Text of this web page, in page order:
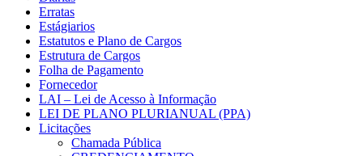
Erratas
Estágiarios
Estatutos e Plano de Cargos
Estrutura de Cargos
Folha de Pagamento
Fornecedor
LAI – Lei de Acesso à Informação
LEI DE PLANO PLURIANUAL (PPA)
Licitações
Chamada Pública